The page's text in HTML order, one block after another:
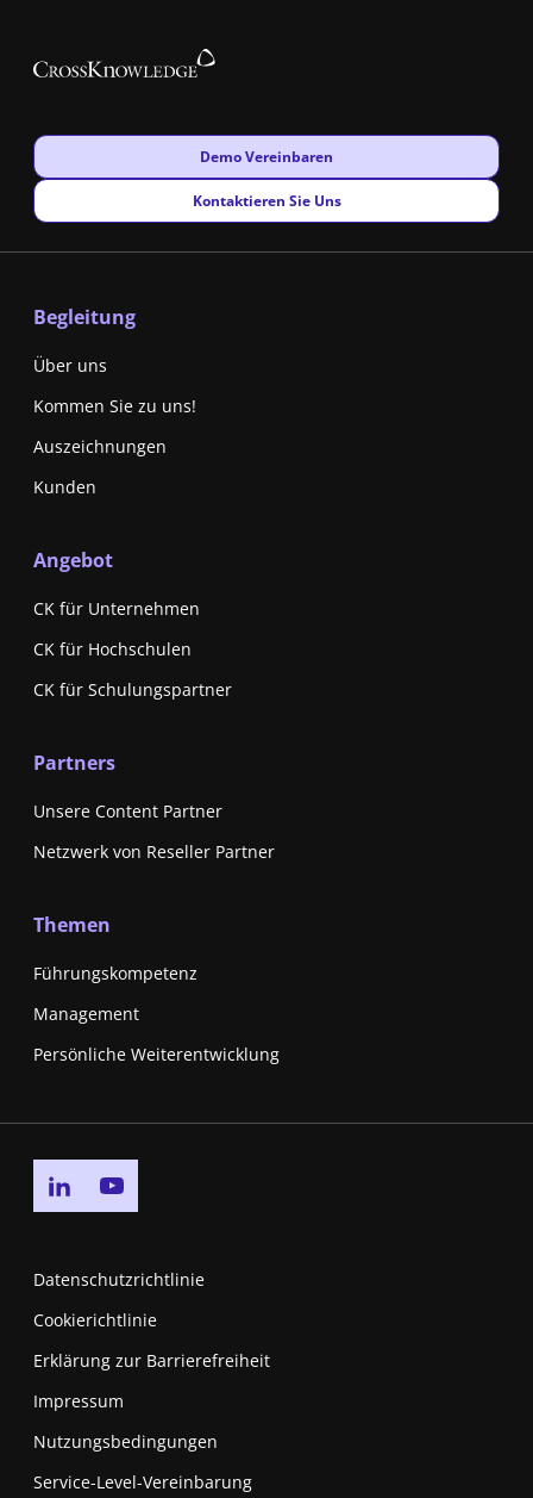
New window
Demo Vereinbaren
New window
Kontaktieren Sie Uns
Begleitung
Über uns
Kommen Sie zu uns!
Auszeichnungen
Kunden
Angebot
CK für Unternehmen
CK für Hochschulen
CK für Schulungspartner
Partners
Unsere Content Partner
Netzwerk von Reseller Partner
Themen
Führungskompetenz
Management
Persönliche Weiterentwicklung
Go to linkedin page
Datenschutzrichtlinie
Cookierichtlinie
Erklärung zur Barrierefreiheit
Impressum
Nutzungsbedingungen
New window
Service-Level-Vereinbarung